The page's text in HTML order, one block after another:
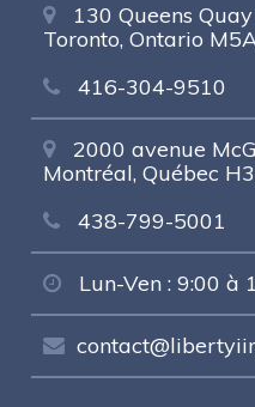
130 Queens
Toronto, Ontario
416-304-9510
2000 avenue
Montréal, Québec
438-799-5001
Lun-Ven : 9:00 à